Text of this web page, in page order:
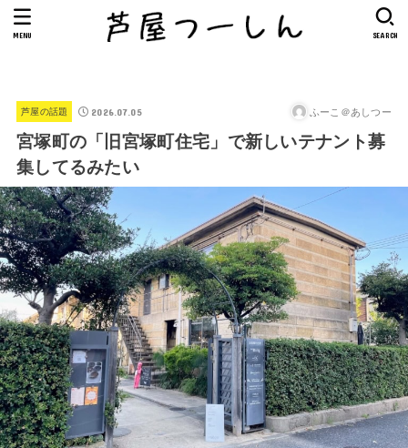
SEARCH
MENU
芦屋の話題 2026.07.05 ふーこ＠あしつー
宮塚町の「旧宮塚町住宅」で新しいテナント募
集してるみたい